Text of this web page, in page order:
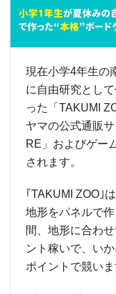
現在小学4年生の
に自由研究とし
った「TAKUMI
ヤマの公式通販
RE」およびゲー
されます。
｢TAKUMI ZOO｣
地形をパネルで
間、地形に合わ
ント稼いで、い
ポイントで競いま